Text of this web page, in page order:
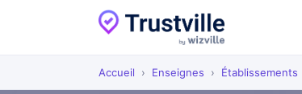
Accueil › Enseignes › Établissements